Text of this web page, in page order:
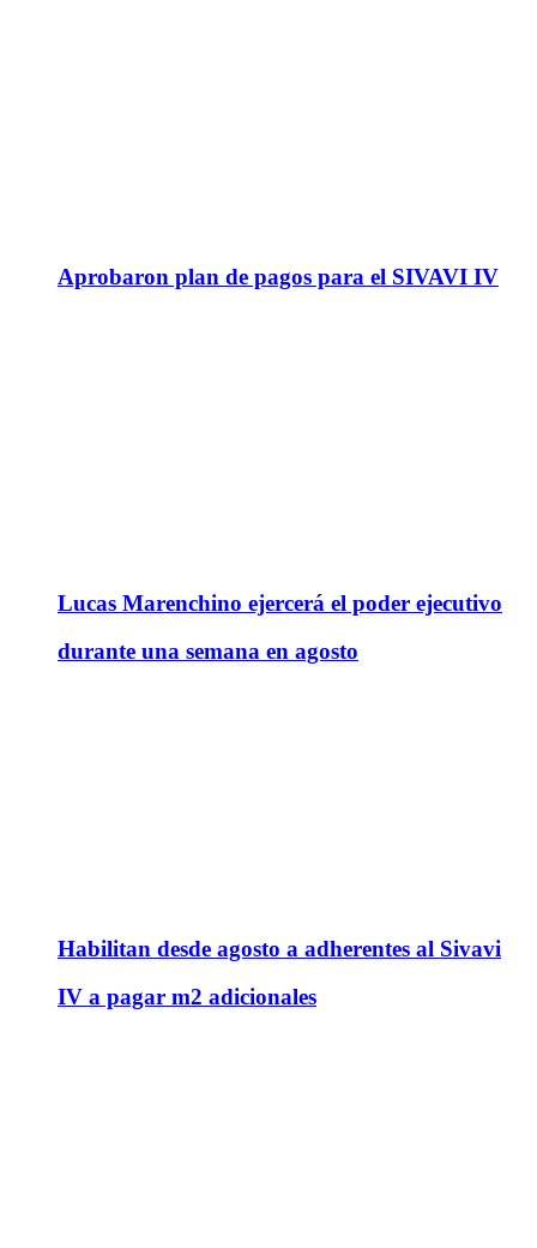
Aprobaron plan de pagos para el SIVAVI IV
Lucas Marenchino ejercerá el poder ejecutivo
durante una semana en agosto
Habilitan desde agosto a adherentes al Sivavi
IV a pagar m2 adicionales